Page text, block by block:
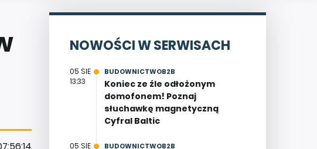
NOWOŚCI W SERWISACH
05 SIE
13:33
BUDOWNICTWOB2B
Koniec ze źle odłożonym
domofonem! Poznaj
słuchawkę magnetyczną
Cyfral Baltic
05 SIE
BUDOWNICTWOB2B